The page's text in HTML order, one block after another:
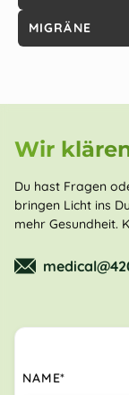
MIGRÄNE
Wir
Du hast Fragen
bringen Licht ins
mehr Gesundheit.
NAME*